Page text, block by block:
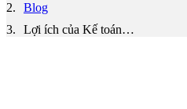
Blog
Lợi ích của Kế toán…